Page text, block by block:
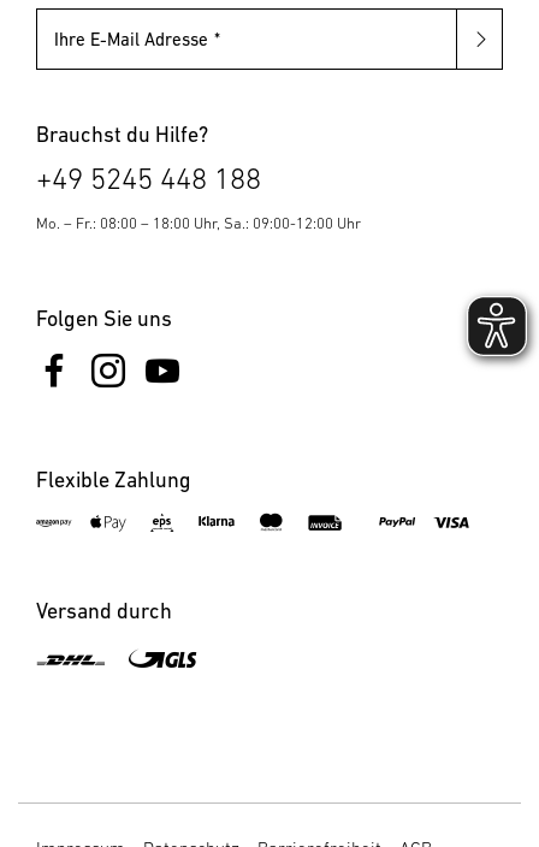
Ihre E-Mail Adresse
Brauchst du Hilfe?
+49 5245 448 188
Mo. – Fr.: 08:00 – 18:00 Uhr, Sa.: 09:00-12:00 Uhr
Folgen Sie uns
Flexible Zahlung
Versand durch